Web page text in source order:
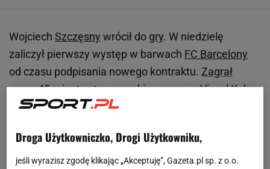
Wojciech Szczęsny wrócił do gry. W niedzielę
zaliczył pierwszy występ w barwach FC Barcelony
od czasu podpisania nowego kontraktu. Zagrał
przez 45 minut w towarzyskim meczu z Vissel Kobe
(3:1) w ramach przedsezonowego tournée.
momentu, gdy pojawił się między słupkami, nie
oddali ani jednego celnego strzału. "Mundo
Droga Użytkowniczko, Drogi Użytkowniku,
jeśli wyrazisz zgodę klikając „Akceptuję”, Gazeta.pl sp. z o.o.